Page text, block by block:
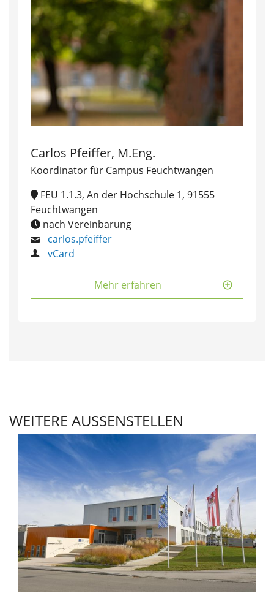
Carlos Pfeiffer, M.Eng.
Koordinator für Campus Feuchtwangen
FEU 1.1.3, An der Hochschule 1, 91555
Feuchtwangen
nach Vereinbarung
carlos.pfeiffer
vCard
Mehr erfahren
WEITERE AUSSENSTELLEN